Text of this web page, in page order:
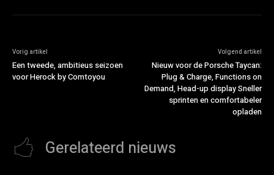
Vorig artikel
Een tweede, ambitieus seizoen
voor Herock by Comtoyou
Volgend artikel
Nieuw voor de Porsche Taycan:
Plug & Charge, Functions on
Demand, Head-up display Sneller
sprinten en comfortabeler
opladen
Gerelateerd nieuws